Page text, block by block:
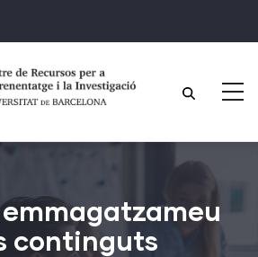
continguts